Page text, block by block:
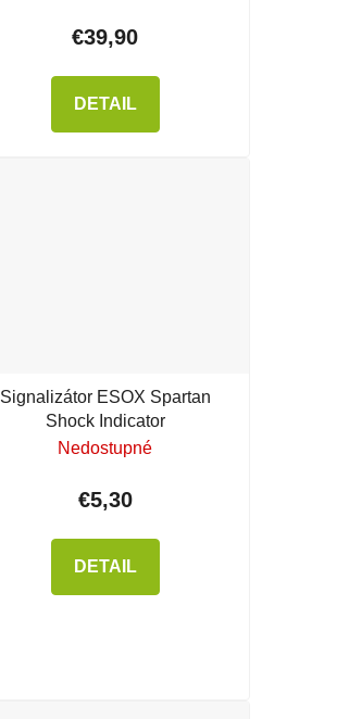
€39,90
DETAIL
Signalizátor ESOX Spartan
Shock Indicator
Nedostupné
€5,30
DETAIL